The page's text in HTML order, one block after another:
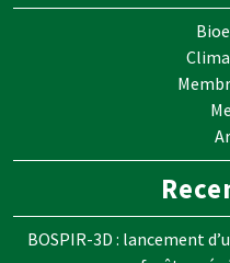
BOSPIR-3D : lancement